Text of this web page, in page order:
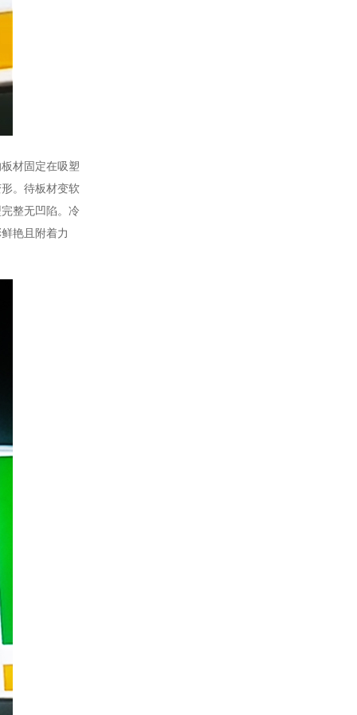
材固定在吸塑
。待板材变软
整无凹陷。冷
艳且附着力